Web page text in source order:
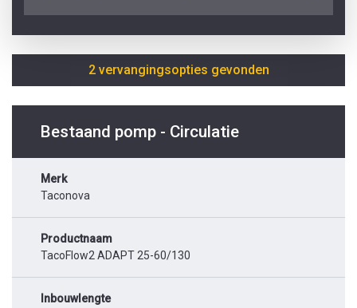
2 vervangingsopties gevonden
Bestaand pomp - Circulatie
Merk
Taconova
Productnaam
TacoFlow2 ADAPT 25-60/130
Inbouwlengte